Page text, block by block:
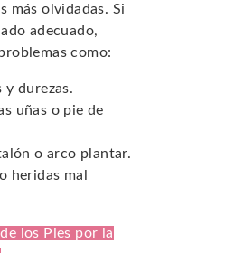
más olvidadas. Si
adecuado,
como:
y durezas.
uñas o pie de
o arco plantar.
heridas mal
los Pies por la